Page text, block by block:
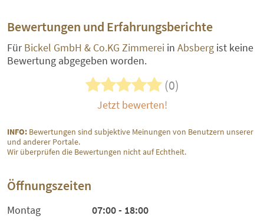
Bewertungen und Erfahrungsberichte
FürBickel GmbH & Co.KG Zimmerei in Absberg ist keine
Bewertung abgegeben worden.
(0)
Jetzt bewerten!
INFO: Bewertungen sind subjektive Meinungen von Benutzern unserer
und anderer Portale.
Wir überprüfen die Bewertungen nicht auf Echtheit.
Öffnungszeiten
Montag
07:00 - 18:00